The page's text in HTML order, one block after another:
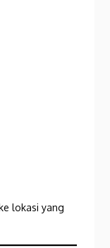
lokasi yang